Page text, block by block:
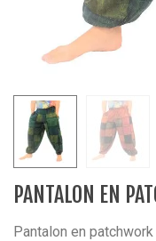
PANTALON EN
Pantalon en